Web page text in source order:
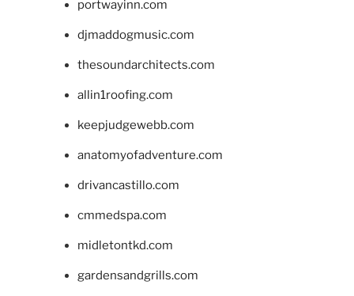
portwayinn.com
djmaddogmusic.com
thesoundarchitects.com
allin1roofing.com
keepjudgewebb.com
anatomyofadventure.com
drivancastillo.com
cmmedspa.com
midletontkd.com
gardensandgrills.com